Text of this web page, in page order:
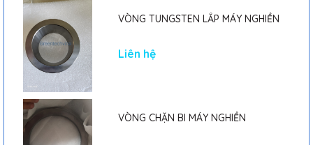
VÒNG TUNGSTEN LẮP MÁY NGHIỀN
Liên hệ
VÒNG CHẶN BI MÁY NGHIỀN